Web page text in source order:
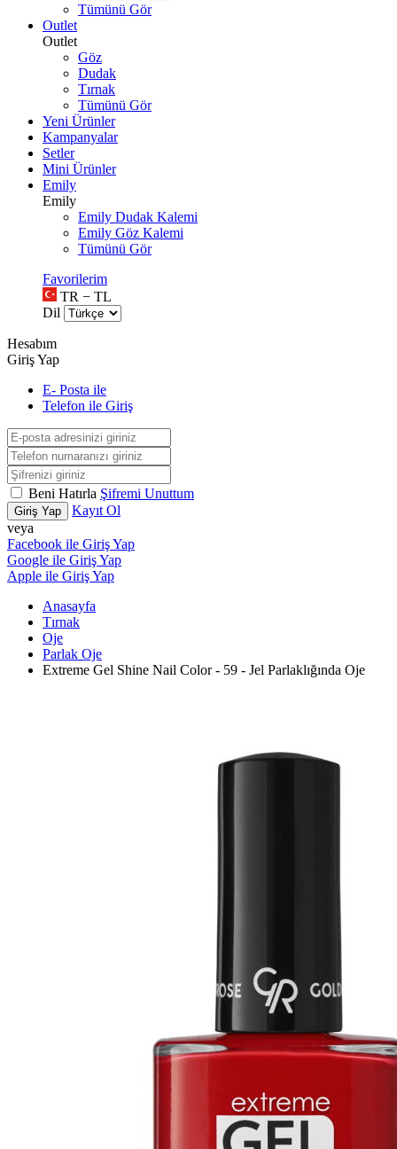
Tümünü Gör
Outlet
Outlet
Göz
Dudak
Tırnak
Tümünü Gör
Yeni Ürünler
Kampanyalar
Setler
Mini Ürünler
Emily
Emily
Emily Dudak Kalemi
Emily Göz Kalemi
Tümünü Gör
Favorilerim
TR − TL
Dil
Hesabım
Giriş Yap
E- Posta ile
Telefon ile Giriş
Beni Hatırla Şifremi Unuttum
Giriş Yap
Kayıt Ol
veya
Facebook ile Giriş Yap
Google ile Giriş Yap
Apple ile Giriş Yap
Anasayfa
Tırnak
Oje
Parlak Oje
Extreme Gel Shine Nail Color - 59 - Jel Parlaklığında Oje